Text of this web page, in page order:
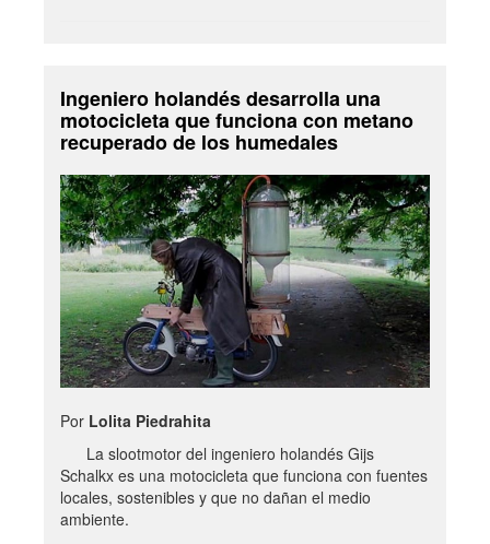
Ingeniero holandés desarrolla una
motocicleta que funciona con metano
recuperado de los humedales
Por Lolita Piedrahita
La slootmotor del ingeniero holandés Gijs
Schalkx es una motocicleta que funciona con fuentes
locales, sostenibles y que no dañan el medio
ambiente.